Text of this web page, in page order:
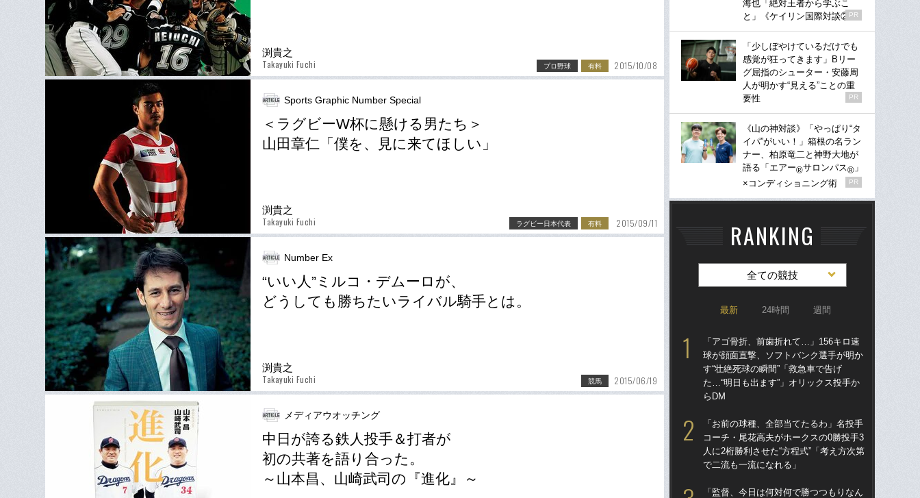
渕貴之
Takayuki Fuchi プロ野球 有料 2015/10/08
Sports Graphic Number Special
＜ラグビーW杯に懸ける男たち＞
山田章仁「僕を、見に来てほしい」
渕貴之
Takayuki Fuchi ラグビー日本代表 有料 2015/09/11
Number Ex
“いい人”ミルコ・デムーロが、
どうしても勝ちたいライバル騎手とは。
渕貴之
Takayuki Fuchi 競馬 2015/06/19
メディアウオッチング
中日が誇る鉄人投手＆打者が
初の共著を語り合った。
～山本昌、山崎武司の『進化』～
海也「絶対王者から学ぶこ
と」《ケイリン国際対談②》
PR
「少しぼやけているだけでも
感覚が狂ってきます」Bリー
グ屈指のシューター・安藤周
人が明かす“見える”ことの重
要性
PR
《山の神対談》「やっぱり“タ
イパ”がいい！」箱根の名ラン
ナー、柏原竜二と神野大地が
語る「エアー®サロンパス® 」
×コンディショニング術
PR
RANKING
全ての競技
最新 24時間 週間
「アゴ骨折、前歯折れて…」156キロ速
球が顔面直撃、ソフトバンク選手が明か
す“壮絶死球の瞬間”「救急車で告げ
た…“明日も出ます”」オリックス投手か
らDM
「お前の球種、全部当てたるわ」名投手
コーチ・尾花高夫がホークスの0勝投手3
人に2桁勝利させた“方程式”「考え方次第
で二流も一流になれる」
「監督、今日は何対何で勝つつもりなん